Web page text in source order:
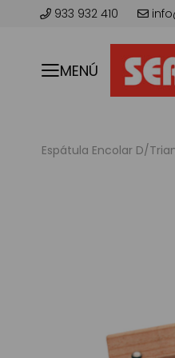
933 932 410
MENÚ
Espátula Encolar D/